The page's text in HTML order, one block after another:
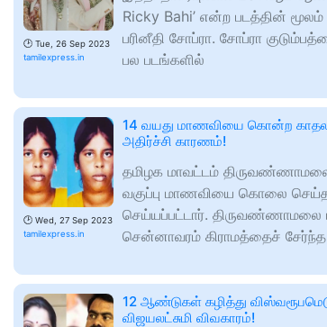
🕑 Tue, 26 Sep 2023
tamilexpress.in
Ricky Bahi’ என்ற படத்தின்
பரினீதி சோப்ரா. சோப்ரா
பல படங்களில்
🕑 Wed, 27 Sep 2023
tamilexpress.in
14 வயது மாணவியை கொன்ற
அதிர்ச்சி காரணம்!
தமிழக மாவட்டம்
வகுப்பு மாணவியை கொலை
செய்யப்பட்டார். திருவண்ணாமலை
சென்னாவரம் கிராமத்தைச் சேர்ந்த
12 ஆண்டுகள் கழித்து
விஜயலட்சுமி விவகாரம்!